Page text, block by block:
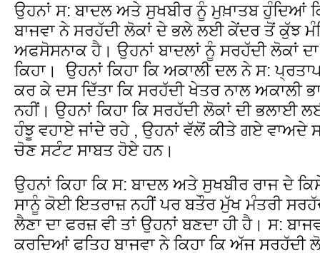
ਉਹਨਾਂ ਸ: ਬਾਦਲ ਅਤੇ ਸੁਖਬੀਰ ਨੂੰ ਮੁਖ਼ਾਤਬ ਹੁੰਦਿਆਂ
ਬਾਜਵਾ ਨੇ ਸਰਹੱਦੀ ਲੋਕਾਂ ਦੇ ਭਲੇ ਲਈ ਕੇਂਦਰ ਤੋਂ ਕੁੱਝ
ਅਫਸੋਸਨਾਕ ਹੈ। ਉਹਨਾਂ ਬਾਦਲਾਂ ਨੂੰ ਸਰਹੱਦੀ ਲੋਕਾਂ
ਕਿਹਾ। ਉਹਨਾਂ ਕਿਹਾ ਕਿ ਅਕਾਲੀ ਦਲ ਨੇ ਸ:
ਕਰ ਕੇ ਦਸ ਦਿੱਤਾ ਕਿ ਸਰਹੱਦੀ ਖੇਤਰ ਨਾਲ ਅਕਾਲੀ
ਨਹੀਂ। ਉਹਨਾਂ ਕਿਹਾ ਕਿ ਸਰਹੱਦੀ ਲੋਕਾਂ ਦੀ
ਹੰਝੂ ਵਹਾਏ ਜਾਂਦੇ ਰਹੇ , ਉਹਨਾਂ ਵੱਲੋਂ ਕੀਤੇ ਗਏ
ਚੋਣ ਸਟੰਟ ਸਾਬਤ ਹੋਏ ਹਨ।
ਉਹਨਾਂ ਕਿਹਾ ਕਿ ਸ: ਬਾਦਲ ਅਤੇ ਸੁਖਬੀਰ ਰਾਜ ਦੇ
ਸਾਨੂੰ ਕੋਈ ਇਤਰਾਜ਼ ਨਹੀਂ ਪਰ ਬਤੌਰ ਮੁੱਖ ਮੰਤਰੀ
ਲੈਣਾ ਦਾ ਫਰਜ਼ ਵੀ ਤਾਂ ਉਹਨਾਂ ਬਣਦਾ ਹੀ ਹੈ। ਸ:
ਕਰਦਿਆਂ ਫਤਿਹ ਬਾਜਵਾ ਨੇ ਕਿਹਾ ਕਿ ਅੱਜ ਸਰਹੱਦੀ